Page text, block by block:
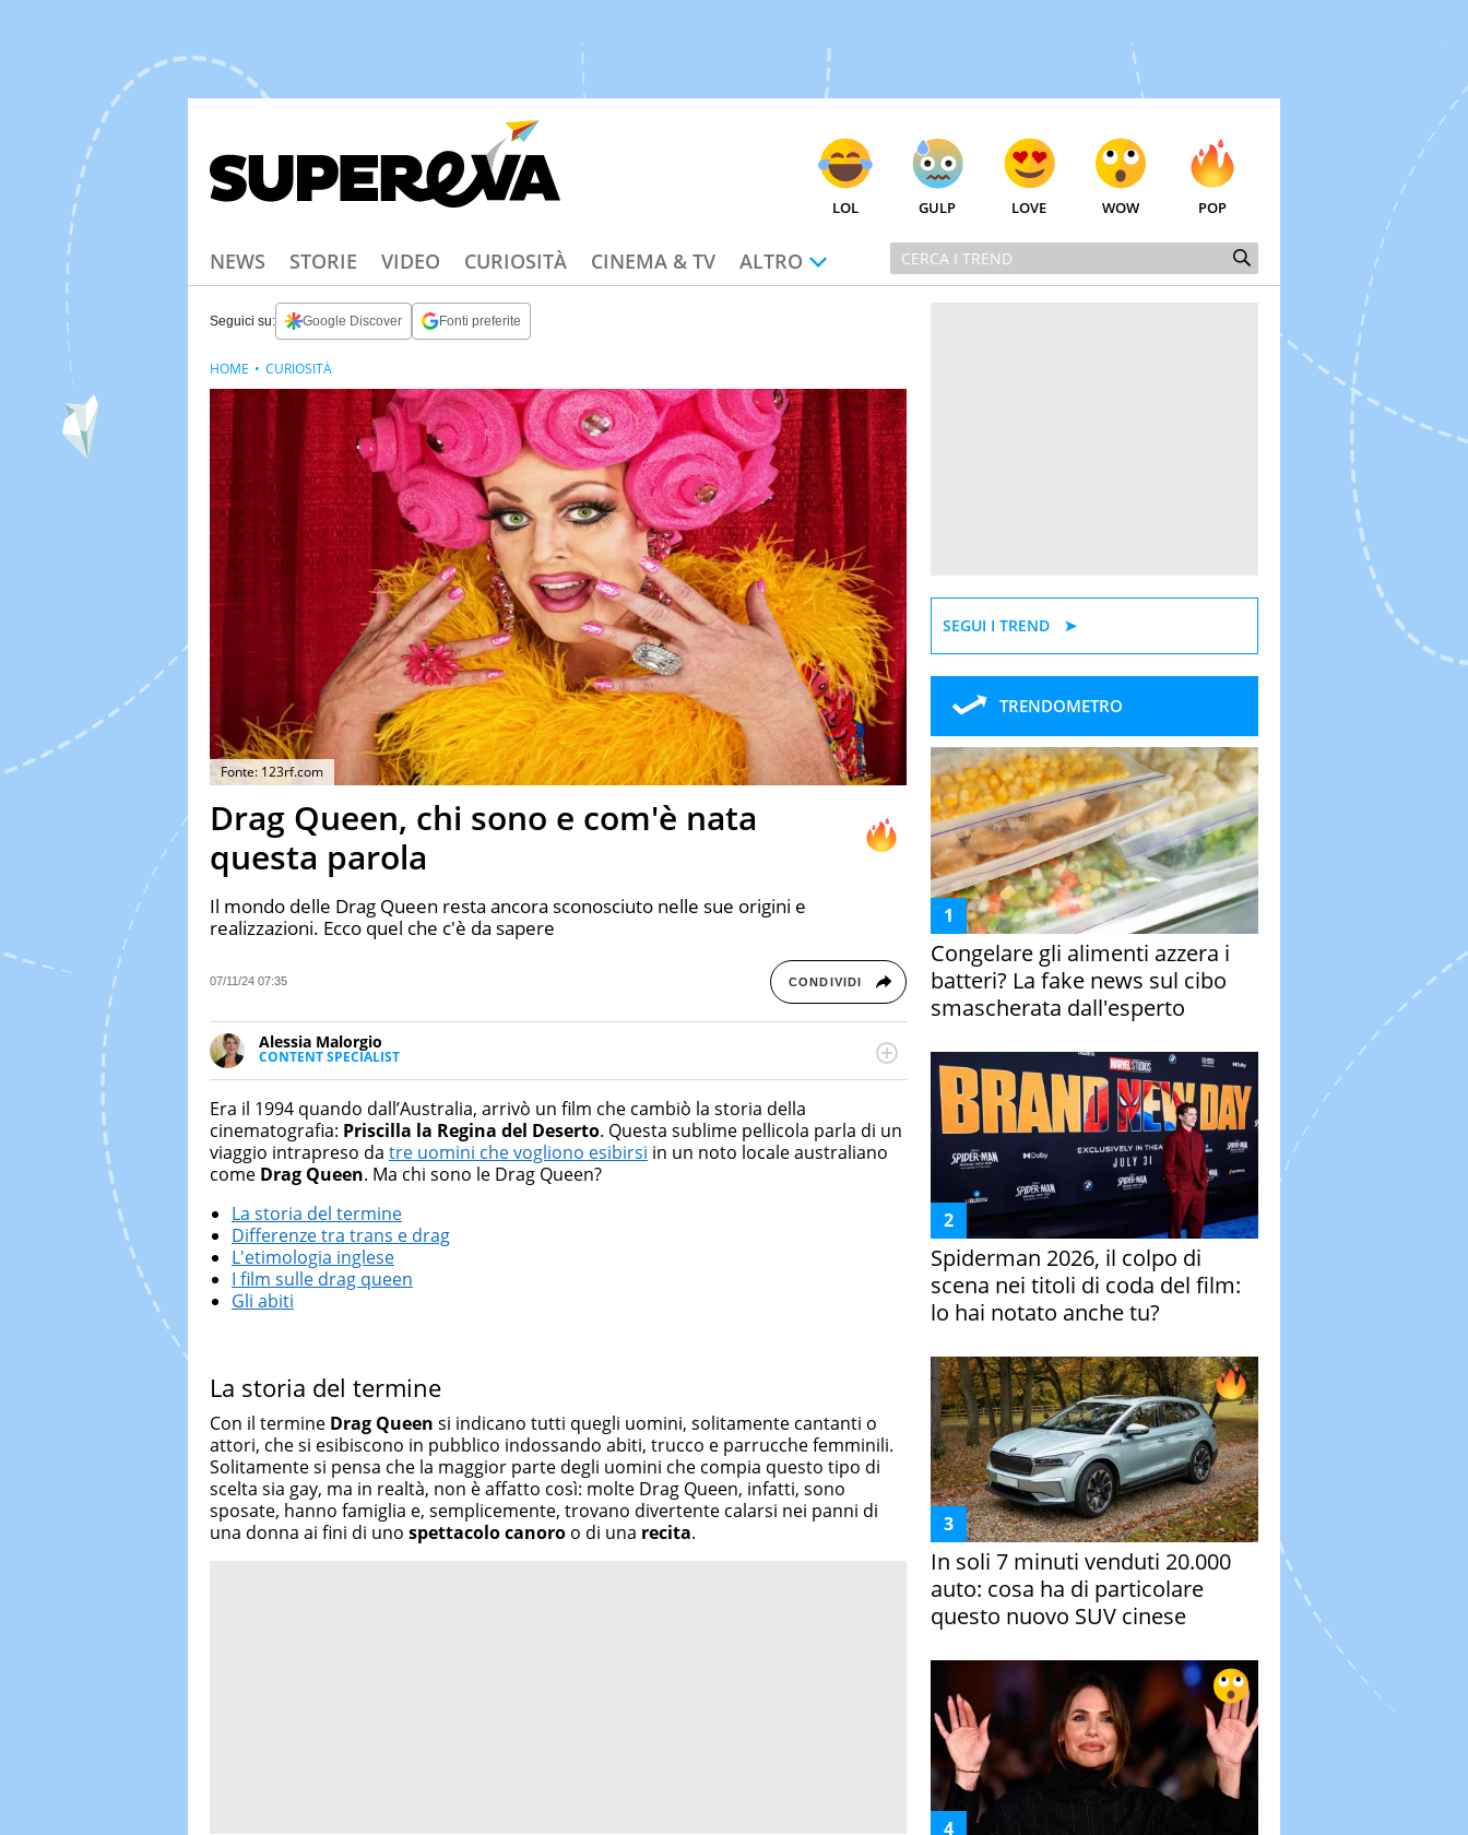
LOL GULP LOVE WOW POP
NEWS STORIE VIDEO CURIOSITÀ CINEMA & TV ALTRO
Seguici su: Google Discover Fonti preferite
Fonte: 123rf.com
Drag Queen, chi sono e com'è nata
questa parola
Il mondo delle Drag Queen resta ancora sconosciuto nelle sue origini e
realizzazioni. Ecco quel che c'è da sapere
07/11/24 07:35 CONDIVIDI
Alessia Malorgio
CONTENT SPECIALIST
Ha conseguito un Master in Marketing Management e Google Digital Training su
di strategie marketing attraverso canali digitali.
HOME CURIOSITÀ
Era il 1994 quando dall’Australia, arrivò un film che cambiò la storia della
cinematografia: Priscilla la Regina del Deserto. Questa sublime pellicola parla di un
viaggio intrapreso da tre uomini che vogliono esibirsi in un noto locale australiano
come Drag Queen. Ma chi sono le Drag Queen?
La storia del termine
Differenze tra trans e drag
L'etimologia inglese
I film sulle drag queen
Gli abiti
La storia del termine
Con il termine Drag Queen si indicano tutti quegli uomini, solitamente cantanti o
attori, che si esibiscono in pubblico indossando abiti, trucco e parrucche femminili.
Solitamente si pensa che la maggior parte degli uomini che compia questo tipo di
scelta sia gay, ma in realtà, non è affatto così: molte Drag Queen, infatti, sono
sposate, hanno famiglia e, semplicemente, trovano divertente calarsi nei panni di
una donna ai fini di uno spettacolo canoro o di una recita.
SEGUI I TREND
TRENDOMETRO
Congelare gli alimenti azzera i
batteri? La fake news sul cibo
smascherata dall'esperto
Spiderman 2026, il colpo di
scena nei titoli di coda del film:
lo hai notato anche tu?
In soli 7 minuti venduti 20.000
auto: cosa ha di particolare
questo nuovo SUV cinese